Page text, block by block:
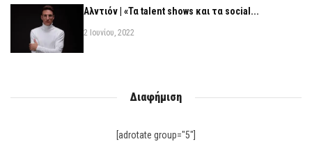
Αλντιόν | «Τα talent shows και τα social...
2 Ιουνίου, 2022
Διαφήμιση
[adrotate group="5"]